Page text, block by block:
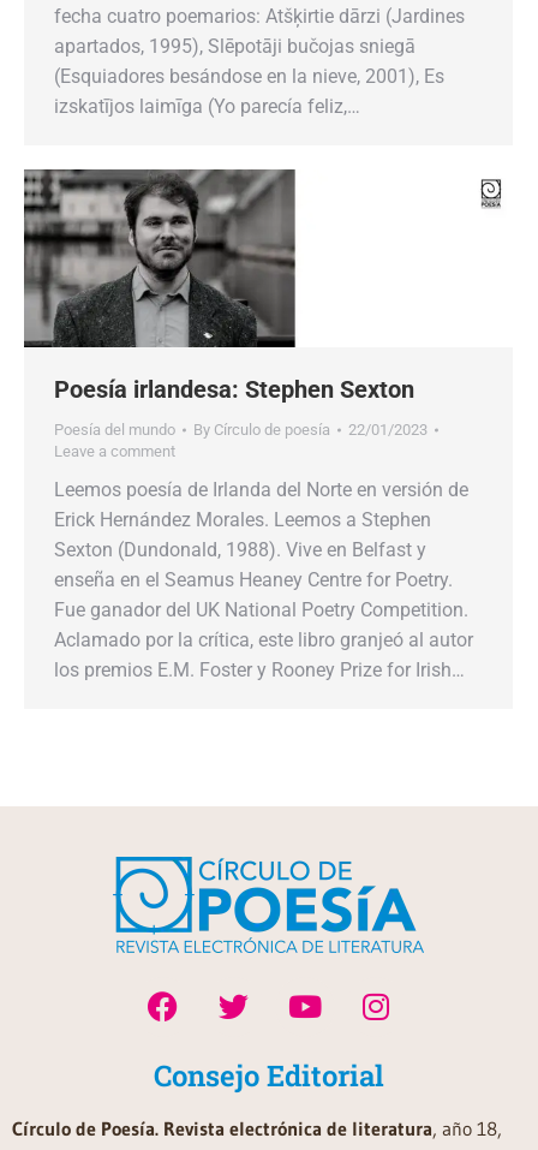
fecha cuatro poemarios: Atšķirtie dārzi (Jardines
apartados, 1995), Slēpotāji bučojas sniegā
(Esquiadores besándose en la nieve, 2001), Es
izskatījos laimīga (Yo parecía feliz,…
Poesía irlandesa: Stephen Sexton
Poesía del mundo By Círculo de poesía
22/01/2023
Leave a comment
Leemos poesía de Irlanda del Norte en versión de
Erick Hernández Morales. Leemos a Stephen
Sexton (Dundonald, 1988). Vive en Belfast y
enseña en el Seamus Heaney Centre for Poetry.
Fue ganador del UK National Poetry Competition.
Aclamado por la crítica, este libro granjeó al autor
los premios E.M. Foster y Rooney Prize for Irish…
Consejo Editorial
Círculo de Poesía. Revista electrónica de literatura, año 18,